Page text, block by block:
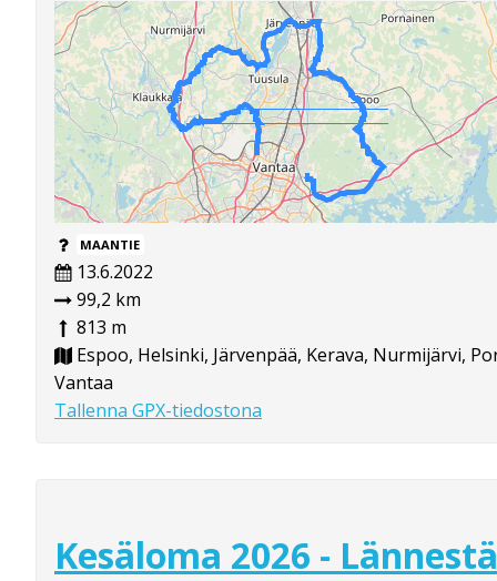
MAANTIE
13.6.2022
99,2 km
813 m
Espoo, Helsinki, Järvenpää, Kerava, Nurmijärvi,
Vantaa
Tallenna GPX-tiedostona
Kesäloma 2026 -